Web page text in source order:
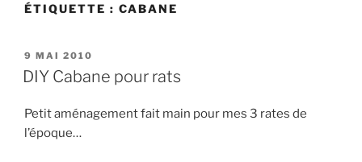
ÉTIQUETTE : CABANE
PUBLIÉ
LE
9 MAI 2010
DIY Cabane pour rats
Petit aménagement fait main pour mes 3 rates de
l’époque…